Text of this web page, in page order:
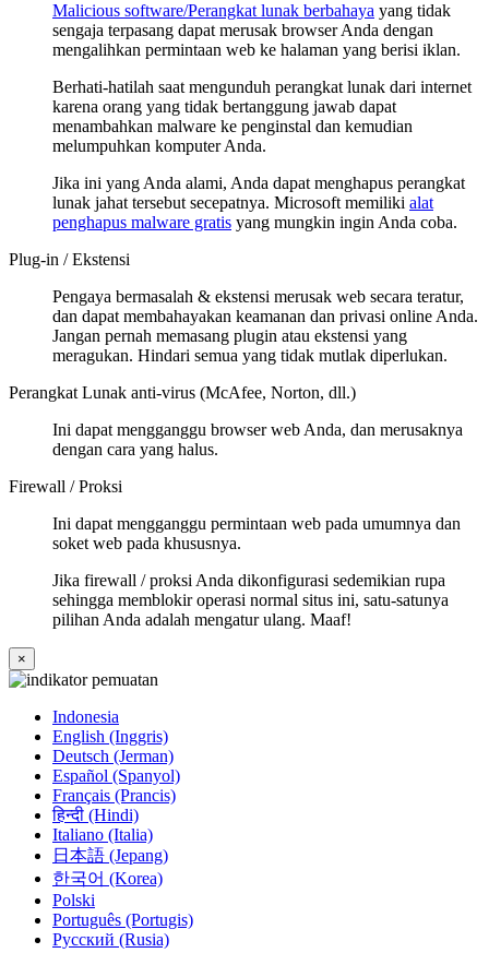
Malicious software/Perangkat lunak berbahaya yang tidak
sengaja terpasang dapat merusak browser Anda dengan
mengalihkan permintaan web ke halaman yang berisi iklan.
Berhati-hatilah saat mengunduh perangkat lunak dari internet
karena orang yang tidak bertanggung jawab dapat
menambahkan malware ke penginstal dan kemudian
melumpuhkan komputer Anda.
Jika ini yang Anda alami, Anda dapat menghapus perangkat
lunak jahat tersebut secepatnya. Microsoft memiliki alat
penghapus malware gratis yang mungkin ingin Anda coba.
Plug-in / Ekstensi
Pengaya bermasalah & ekstensi merusak web secara teratur,
dan dapat membahayakan keamanan dan privasi online Anda.
Jangan pernah memasang plugin atau ekstensi yang
meragukan. Hindari semua yang tidak mutlak diperlukan.
Perangkat Lunak anti-virus (McAfee, Norton, dll.)
Ini dapat mengganggu browser web Anda, dan merusaknya
dengan cara yang halus.
Firewall / Proksi
Ini dapat mengganggu permintaan web pada umumnya dan
soket web pada khususnya.
Jika firewall / proksi Anda dikonfigurasi sedemikian rupa
sehingga memblokir operasi normal situs ini, satu-satunya
pilihan Anda adalah mengatur ulang. Maaf!
×
Indonesia
English (Inggris)
Deutsch (Jerman)
Español (Spanyol)
Français (Prancis)
हिन्दी (Hindi)
Italiano (Italia)
日本語 (Jepang)
한국어 (Korea)
Polski
Português (Portugis)
Русский (Rusia)